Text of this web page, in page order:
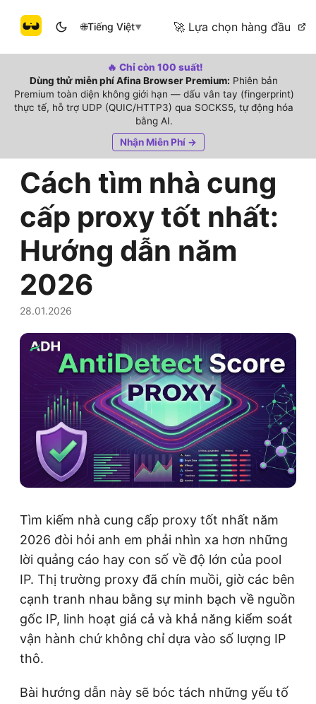
🌐Tiếng Việt▼ 🚀 Lựa chọn hàng đầu
🔥 Chỉ còn 100 suất!
Dùng thử miễn phí Afina Browser Premium: Phiên bản
Premium toàn diện không giới hạn — dấu vân tay (fingerprint)
thực tế, hỗ trợ UDP (QUIC/HTTP3) qua SOCKS5, tự động hóa
bằng AI.
Nhận Miễn Phí →
Cách tìm nhà cung
cấp proxy tốt nhất:
Hướng dẫn năm
2026
28.01.2026
Tìm kiếm nhà cung cấp proxy tốt nhất năm
2026 đòi hỏi anh em phải nhìn xa hơn những
lời quảng cáo hay con số về độ lớn của pool
IP. Thị trường proxy đã chín muồi, giờ các bên
cạnh tranh nhau bằng sự minh bạch về nguồn
gốc IP, linh hoạt giá cả và khả năng kiểm soát
vận hành chứ không chỉ dựa vào số lượng IP
thô.
Bài hướng dẫn này sẽ bóc tách những yếu tố